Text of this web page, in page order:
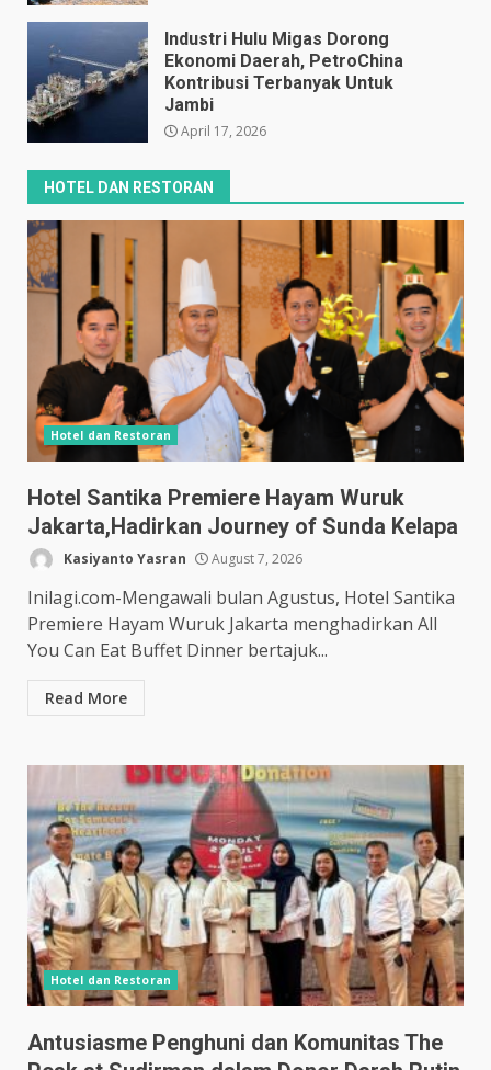
Industri Hulu Migas Dorong
Ekonomi Daerah, PetroChina
Kontribusi Terbanyak Untuk
Jambi
April 17, 2026
HOTEL DAN RESTORAN
Hotel dan Restoran
Hotel Santika Premiere Hayam Wuruk
Jakarta,Hadirkan Journey of Sunda Kelapa
Kasiyanto Yasran August 7, 2026
Inilagi.com-Mengawali bulan Agustus, Hotel Santika
Premiere Hayam Wuruk Jakarta menghadirkan All
You Can Eat Buffet Dinner bertajuk...
Read More
Hotel dan Restoran
Antusiasme Penghuni dan Komunitas The